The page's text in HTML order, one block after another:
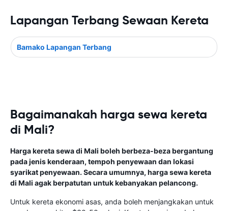
Lapangan Terbang Sewaan Kereta
Bamako Lapangan Terbang
Bagaimanakah harga sewa kereta
di Mali?
Harga kereta sewa di Mali boleh berbeza-beza bergantung
pada jenis kenderaan, tempoh penyewaan dan lokasi
syarikat penyewaan. Secara umumnya, harga sewa kereta
di Mali agak berpatutan untuk kebanyakan pelancong.
Untuk kereta ekonomi asas, anda boleh menjangkakan untuk